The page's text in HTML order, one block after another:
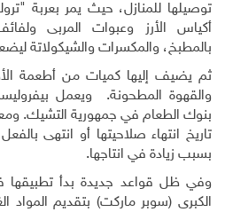
توصيلها للمنازل، حيث يمر بعربة
أكياس الأرز وعبوات المربى
بالمطبخ، والمكسرات والشيكولاتة
ثم يضيف إليها كميات من أطعمة
والقهوة المطحونة. ويعمل
بنوك الطعام في جمهورية التشيك.
تاريخ انتهاء صلاحيتها أو انتهى
بسبب زيادة في انتاجها.
الكبرى (سوبر ماركت) بتقديم المواد